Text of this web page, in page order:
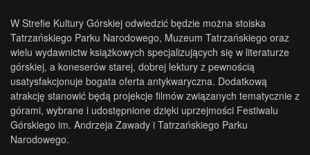
W Strefie Kultury Górskiej odwiedzić będzie można stoiska
Tatrzańskiego Parku Narodowego, Muzeum Tatrzańskiego oraz
wielu wydawnictw książkowych specjalizujących się w literaturze
górskiej, a koneserów starej, dobrej lektury z pewnością
usatysfakcjonuje bogata oferta antykwaryczna. Dodatkową
atrakcję stanowić będą projekcje filmów związanych tematycznie z
górami, wybrane i udostępnione dzięki uprzejmości Festiwalu
Górskiego im. Andrzeja Zawady i Tatrzańskiego Parku
Narodowego.